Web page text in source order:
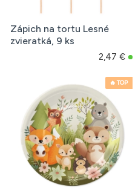
Zápich na tortu Lesné
zvieratká, 9 ks
2,47 €
🔥 TOP